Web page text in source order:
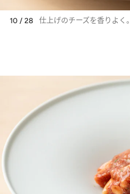
10 / 28 仕上げのチーズを香りよく。